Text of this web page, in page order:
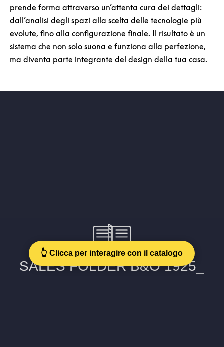
prende forma attraverso un’attenta cura dei dettagli:
dall’analisi degli spazi alla scelta delle tecnologie più
evolute, fino alla configurazione finale. Il risultato è un
sistema che non solo suona e funziona alla perfezione,
ma diventa parte integrante del design della tua casa.
👆 Clicca per interagire con il catalogo